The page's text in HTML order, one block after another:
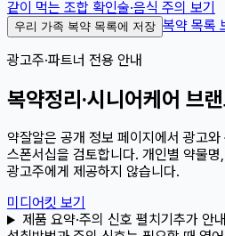
같이 먹는 조합 확인술·음식 주의 보기
우리 가족 복약 목록에 저장 복약 목록
광고주·파트너 전용 안내
복약정리·시니어케어 브
약잘알은 공개 정보 페이지에서 광고
스폰서십을 검토합니다. 개인별 약물
광고주에게 제공하지 않습니다.
미디어킷 보기
제품 요약·주의 신호 펼치기 추가 안